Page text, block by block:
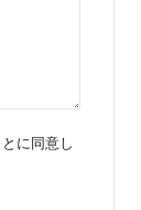
に同意し